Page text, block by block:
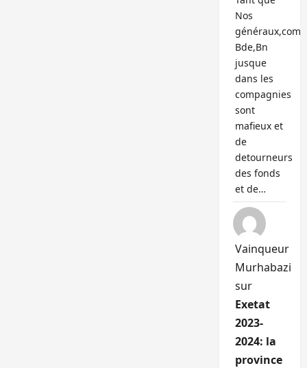
Nos
généraux,com
Bde,Bn
jusque
dans les
compagnies
sont
mafieux et
de
detourneurs
des fonds
et de…
Vainqueur
Murhabazi
sur
Exetat
2023-
2024: la
province